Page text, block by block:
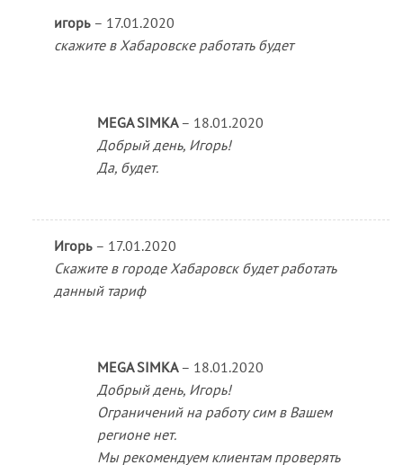
игорь – 17.01.2020
скажите в Хабаровске работать будет
MEGA SIMKA – 18.01.2020
Добрый день, Игорь!
Да, будет.
Игорь – 17.01.2020
Скажите в городе Хабаровск будет работать
данный тариф
MEGA SIMKA – 18.01.2020
Добрый день, Игорь!
Ограничений на работу сим в Вашем
регионе нет.
Мы рекомендуем клиентам проверять